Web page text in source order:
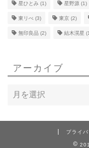
星ひとみ (1) 星野源 (1)
東リべ (3) 東京 (2)
無印良品 (2) 結木滉星
アーカイブ
プライ